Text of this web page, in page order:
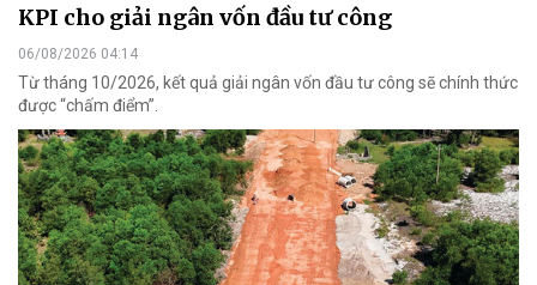
KPI cho giải ngân vốn đầu tư công
06/08/2026 04:14
Từ tháng 10/2026, kết quả giải ngân vốn đầu tư công sẽ chính thức
được “chấm điểm”.